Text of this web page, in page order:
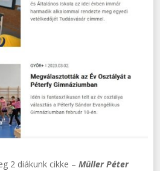
2 diákunk cikke – Müller Péter